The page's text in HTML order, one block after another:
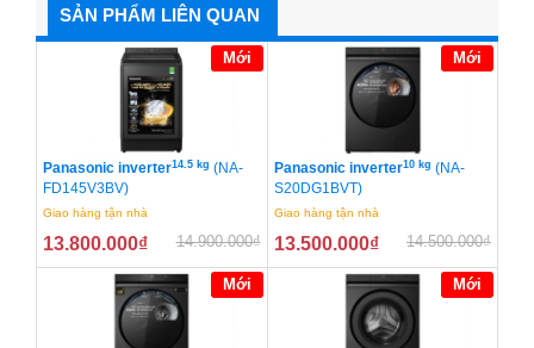
SẢN PHẨM LIÊN QUAN
Mới
Panasonic inverter14.5 kg (NA-
FD145V3BV)
Giao hàng tận nhà
13.800.000₫ 14.900.000₫
Mới
Panasonic inverter10 kg (NA-
S20DG1BVT)
Giao hàng tận nhà
13.500.000₫ 14.500.000₫
Mới Mới